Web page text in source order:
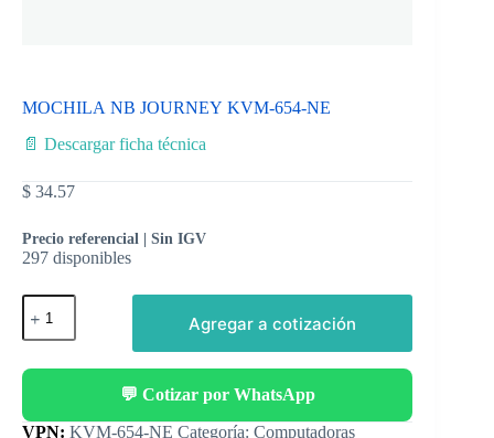
MOCHILA NB JOURNEY KVM-654-NE
📄 Descargar ficha técnica
$ 34.57
Precio referencial | Sin IGV
297 disponibles
Agregar a cotización
💬 Cotizar por WhatsApp
Categoría: Computadoras